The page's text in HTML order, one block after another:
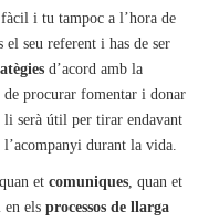
fàcil i tu tampoc a l’hora de
el seu referent i has de ser
d’acord amb la
de procurar fomentar i donar
li serà útil per tirar endavant
l’acompanyi durant la vida.
et comuniques , quan et
en els processos de llarga